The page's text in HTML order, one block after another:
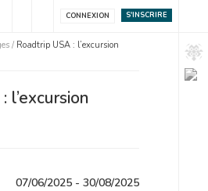
S'INSCRIRE
CONNEXION
/ Roadtrip USA : l’excursion
l’excursion
07/06/2025 - 30/08/2025